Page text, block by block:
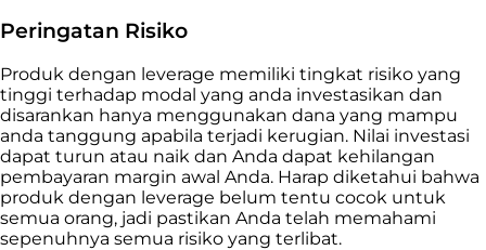
Peringatan Risiko
Produk dengan leverage memiliki tingkat risiko yang
tinggi terhadap modal yang anda investasikan dan
disarankan hanya menggunakan dana yang mampu
anda tanggung apabila terjadi kerugian. Nilai investasi
dapat turun atau naik dan Anda dapat kehilangan
pembayaran margin awal Anda. Harap diketahui bahwa
produk dengan leverage belum tentu cocok untuk
semua orang, jadi pastikan Anda telah memahami
sepenuhnya semua risiko yang terlibat.